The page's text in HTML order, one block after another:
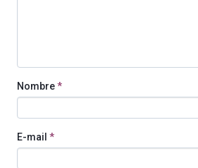
Nombre*
E-mail *